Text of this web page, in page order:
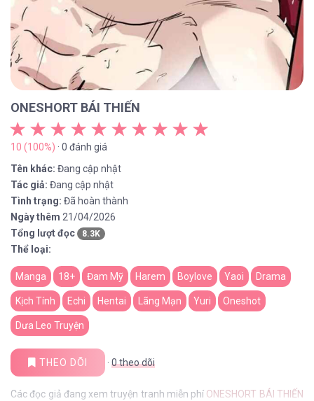
ONESHORT BÁI THIẾN
10 (100%) · 0 đánh giá
Tên khác: Đang cập nhật
Tác giả: Đang cập nhật
Tình trạng: Đã hoàn thành
Ngày thêm 21/04/2026
Tổng lượt đọc
8.3K
Thể loại:
Manga 18+ Đam Mỹ Harem Boylove Yaoi Drama
Kịch Tính Echi Hentai Lãng Mạn Yuri Oneshot
Dưa Leo Truyện
THEO DÕI · 0theo dõi
Các đọc giả đang xem truyện tranh miễn phí ONESHORT BÁI THIẾN